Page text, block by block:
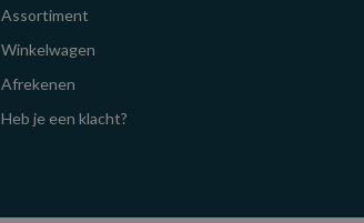
Assortiment
Winkelwagen
Afrekenen
Heb je een klacht?